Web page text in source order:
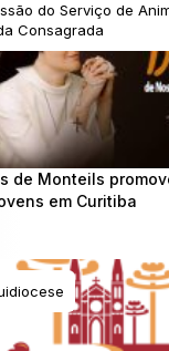
do Serviço de
Consagrada
de Monteils
em Curitiba